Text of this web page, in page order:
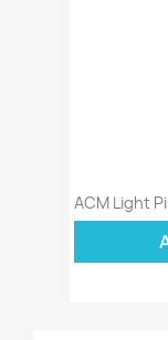
ACM Light